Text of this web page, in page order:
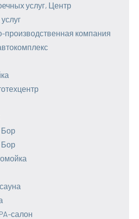
услуг, Центр
производственная компания
салон